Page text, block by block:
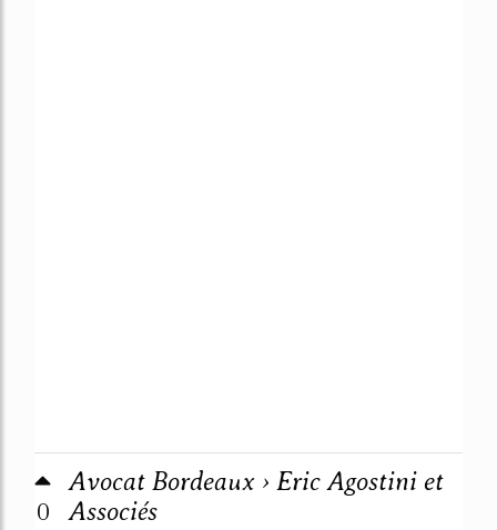
0
Avocat Bordeaux › Eric Agostini et
Associés